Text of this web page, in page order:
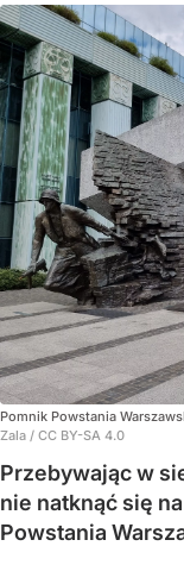
Pomnik Powstania
Zala / CC BY-SA 4.0
Przebywając w
nie natknąć się
Powstania